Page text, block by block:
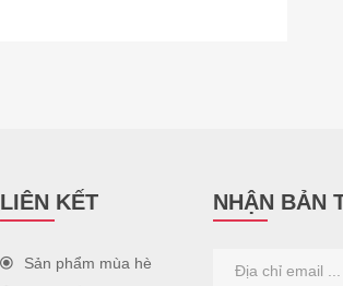
LIÊN KẾT
Sản phẩm mùa hè
NHẬN BẢN